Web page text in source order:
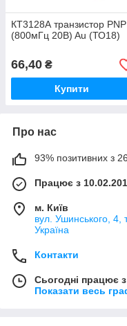
КТ3128А транзистор PNP
(800мГц 20В) Au (ТО18)
66,40 ₴
Купити
Про нас
93% позитивних з
Працює з
м. Київ
вул. Ушинського, 4,
Україна
Контакти
Сьогодні працює
Показати весь